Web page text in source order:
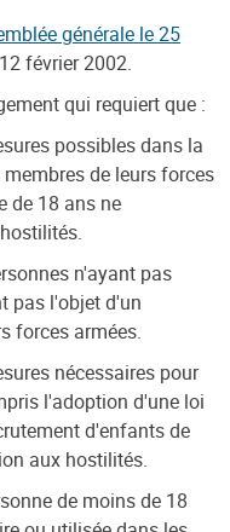
générale le 25
février 2002.
qui requiert que :
possibles dans la
de leurs forces
de 18 ans ne
n'ayant pas
pas l'objet d'un
forces armées.
nécessaires pour
l'adoption d'une loi
d'enfants de
aux hostilités.
de moins de 18